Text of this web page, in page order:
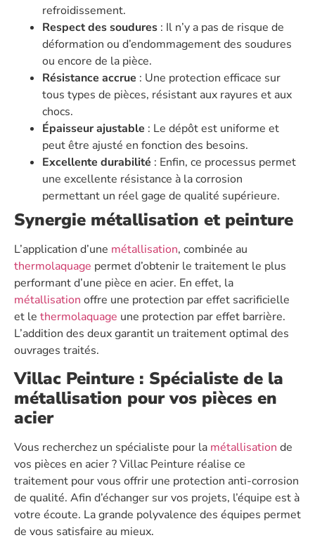
refroidissement.
Respect des soudures : Il n’y a pas de risque de
déformation ou d’endommagement des soudures
ou encore de la pièce.
Résistance accrue : Une protection efficace sur
tous types de pièces, résistant aux rayures et aux
chocs.
Épaisseur ajustable : Le dépôt est uniforme et
peut être ajusté en fonction des besoins.
Excellente durabilité : Enfin, ce processus permet
une excellente résistance à la corrosion
permettant un réel gage de qualité supérieure.
Synergie métallisation et peinture
L’application d’une métallisation, combinée au
thermolaquage permet d’obtenir le traitement le plus
performant d’une pièce en acier. En effet, la
métallisation offre une protection par effet sacrificielle
et le thermolaquage une protection par effet barrière.
L’addition des deux garantit un traitement optimal des
ouvrages traités.
Villac Peinture : Spécialiste de la
métallisation pour vos pièces en
acier
Vous recherchez un spécialiste pour la métallisation de
vos pièces en acier ? Villac Peinture réalise ce
traitement pour vous offrir une protection anti-corrosion
de qualité. Afin d’échanger sur vos projets, l’équipe est à
votre écoute. La grande polyvalence des équipes permet
de vous satisfaire au mieux.